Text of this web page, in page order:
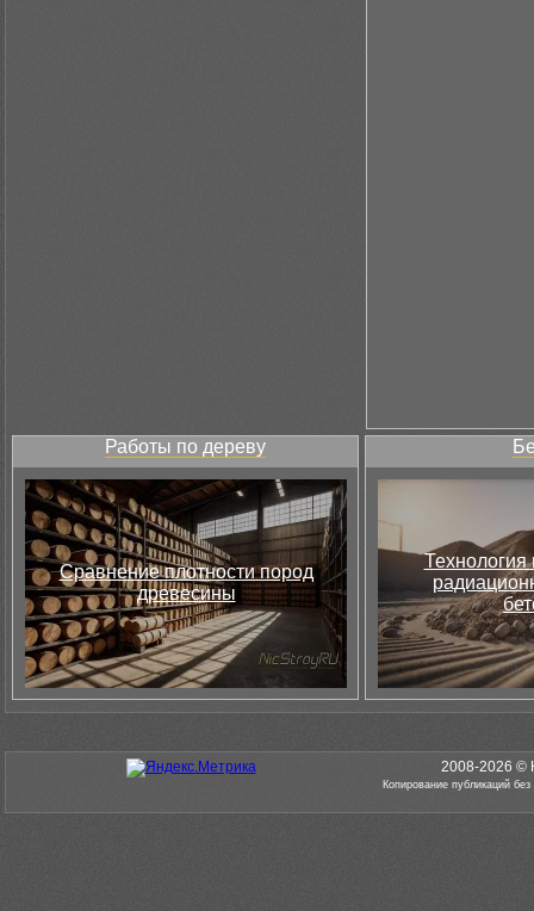
Работы по дереву
Сравнение плотности пород
древесины
Технология
2008-2026 ©
Копирование публикаций